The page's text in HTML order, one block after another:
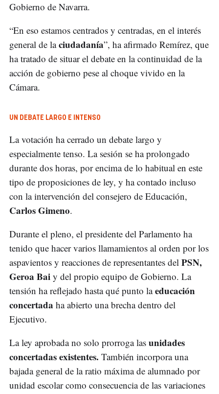
Gobierno de Navarra.
“En eso estamos centrados y centradas, en el interés
general de laciudadanía”, ha afirmado Remírez, que
ha tratado de situar el debate en la continuidad de la
acción de gobierno pese al choque vivido en la
Cámara.
UN DEBATE LARGO E INTENSO
La votación ha cerrado un debate largo y
especialmente tenso. La sesión se ha prolongado
durante dos horas, por encima de lo habitual en este
tipo de proposiciones de ley, y ha contado incluso
con la intervención del consejero de Educación,
Carlos Gimeno.
Durante el pleno, el presidente del Parlamento ha
tenido que hacer varios llamamientos al orden por los
aspavientos y reacciones de representantes del PSN,
Geroa Bai y del propio equipo de Gobierno. La
tensión ha reflejado hasta qué punto laeducación
concertada ha abierto una brecha dentro del
Ejecutivo.
La ley aprobada no solo prorroga las unidades
concertadas existentes. También incorpora una
bajada general de la ratio máxima de alumnado por
unidad escolar como consecuencia de las variaciones